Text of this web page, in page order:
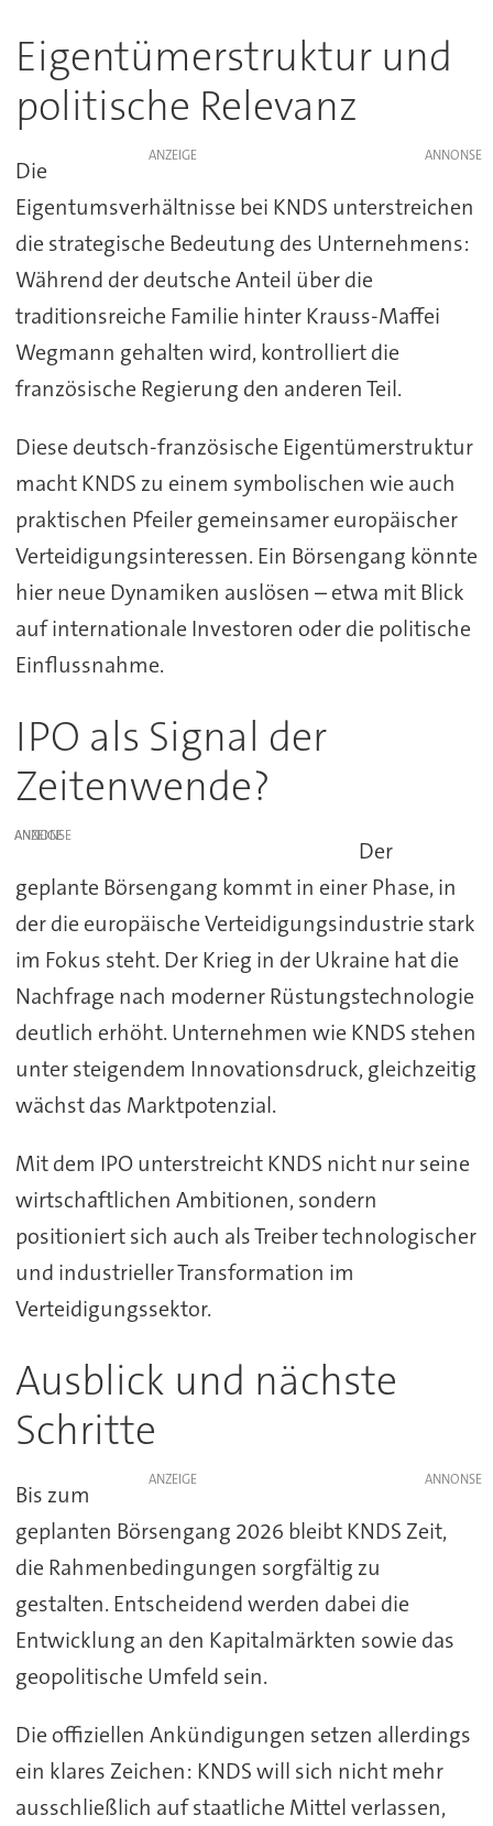
Eigentümerstruktur und
politische Relevanz
ANZEIGE
Die
Eigentumsverhältnisse bei KNDS unterstreichen
die strategische Bedeutung des Unternehmens:
Während der deutsche Anteil über die
traditionsreiche Familie hinter Krauss-Maffei
Wegmann gehalten wird, kontrolliert die
französische Regierung den anderen Teil.
Diese deutsch-französische Eigentümerstruktur
macht KNDS zu einem symbolischen wie auch
praktischen Pfeiler gemeinsamer europäischer
Verteidigungsinteressen. Ein Börsengang könnte
hier neue Dynamiken auslösen – etwa mit Blick
auf internationale Investoren oder die politische
Einflussnahme.
IPO als Signal der
Zeitenwende?
ANZEIGE
Der
geplante Börsengang kommt in einer Phase, in
der die europäische Verteidigungsindustrie stark
im Fokus steht. Der Krieg in der Ukraine hat die
Nachfrage nach moderner Rüstungstechnologie
deutlich erhöht. Unternehmen wie KNDS stehen
unter steigendem Innovationsdruck, gleichzeitig
wächst das Marktpotenzial.
Mit dem IPO unterstreicht KNDS nicht nur seine
wirtschaftlichen Ambitionen, sondern
positioniert sich auch als Treiber technologischer
und industrieller Transformation im
Verteidigungssektor.
Ausblick und nächste
Schritte
ANZEIGE
Bis zum
geplanten Börsengang 2026 bleibt KNDS Zeit,
die Rahmenbedingungen sorgfältig zu
gestalten. Entscheidend werden dabei die
Entwicklung an den Kapitalmärkten sowie das
geopolitische Umfeld sein.
Die offiziellen Ankündigungen setzen allerdings
ein klares Zeichen: KNDS will sich nicht mehr
ausschließlich auf staatliche Mittel verlassen,